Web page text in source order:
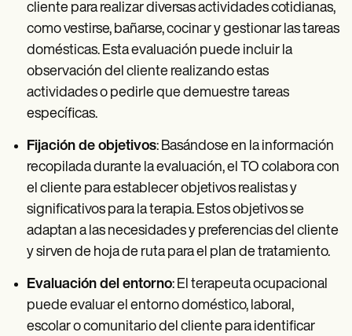
cliente para realizar diversas actividades cotidianas,
como vestirse, bañarse, cocinar y gestionar las tareas
domésticas. Esta evaluación puede incluir la
observación del cliente realizando estas
actividades o pedirle que demuestre tareas
específicas.
Fijación de objetivos: Basándose en la información
recopilada durante la evaluación, el TO colabora con
el cliente para establecer objetivos realistas y
significativos para la terapia. Estos objetivos se
adaptan a las necesidades y preferencias del cliente
y sirven de hoja de ruta para el plan de tratamiento.
Evaluación del entorno: El terapeuta ocupacional
puede evaluar el entorno doméstico, laboral,
escolar o comunitario del cliente para identificar